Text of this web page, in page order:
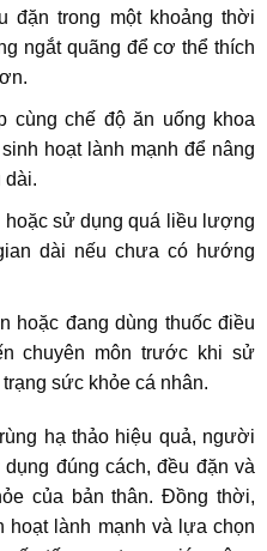
đặn trong một khoảng thời
ngắt quãng để cơ thể thích
cùng chế độ ăn uống khoa
hoạt lành mạnh để nâng
dài.
hoặc sử dụng quá liều lượng
dài nếu chưa có hướng
hoặc đang dùng thuốc điều
chuyên môn trước khi sử
sức khỏe cá nhân.
hạ thảo hiệu quả, người
đúng cách, đều đặn và
của bản thân. Đồng thời,
hoạt lành mạnh và lựa chọn